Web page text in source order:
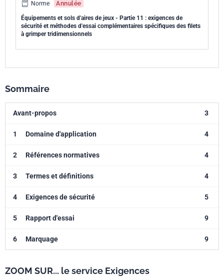
Norme
Annulée
Équipements et sols d'aires de jeux - Partie 11 : exigences de
sécurité et méthodes d'essai complémentaires spécifiques des filets
à grimper tridimensionnels
Sommaire
Avant-propos 3
1 Domaine d'application 4
2 Références normatives 4
3 Termes et définitions 4
4 Exigences de sécurité 5
5 Rapport d'essai 9
6 Marquage 9
ZOOM SUR... le service Exigences